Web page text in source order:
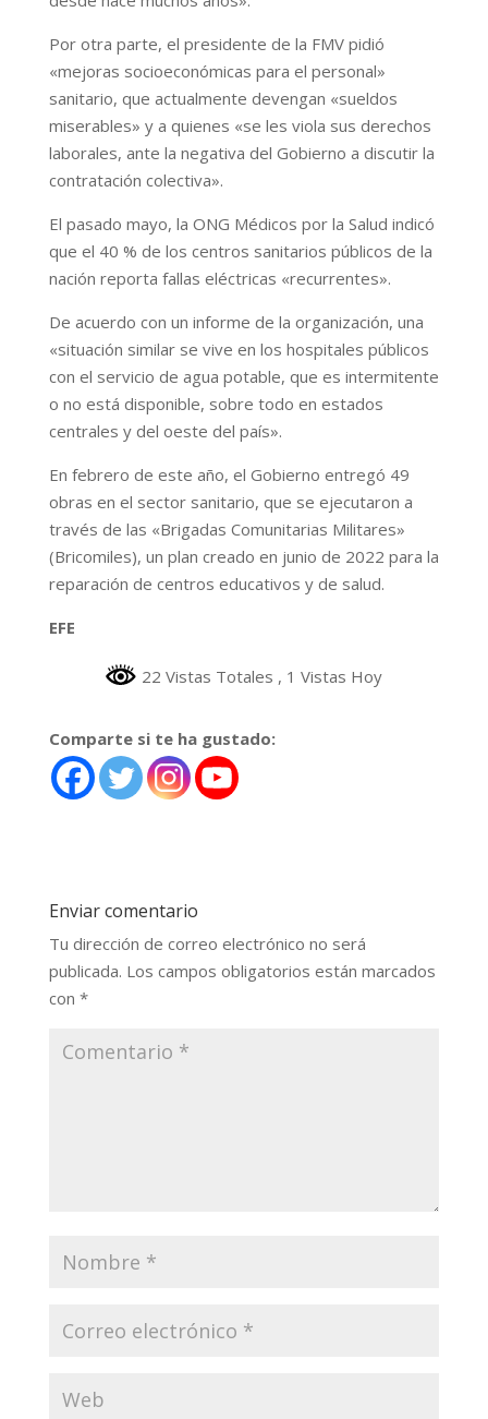
Por otra parte, el presidente de la FMV pidió
«mejoras socioeconómicas para el personal»
sanitario, que actualmente devengan «sueldos
miserables» y a quienes «se les viola sus derechos
laborales, ante la negativa del Gobierno a discutir la
contratación colectiva».
El pasado mayo, la ONG Médicos por la Salud indicó
que el 40 % de los centros sanitarios públicos de la
nación reporta fallas eléctricas «recurrentes».
De acuerdo con un informe de la organización, una
«situación similar se vive en los hospitales públicos
con el servicio de agua potable, que es intermitente
o no está disponible, sobre todo en estados
centrales y del oeste del país».
En febrero de este año, el Gobierno entregó 49
obras en el sector sanitario, que se ejecutaron a
través de las «Brigadas Comunitarias Militares»
(Bricomiles), un plan creado en junio de 2022 para la
reparación de centros educativos y de salud.
EFE
22 Vistas Totales , 1 Vistas Hoy
Comparte si te ha gustado:
Enviar comentario
Tu dirección de correo electrónico no será
publicada. Los campos obligatorios están marcados
con *